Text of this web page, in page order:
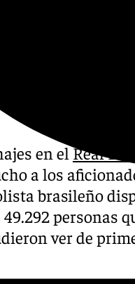
en elReal Betis
a los
brasileño
49.292 personas
ver de